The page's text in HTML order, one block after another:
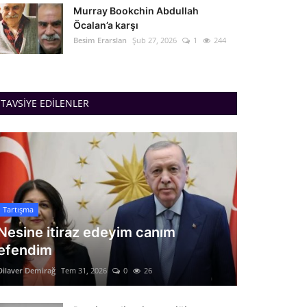
Murray Bookchin Abdullah
Öcalan’a karşı
Besim Erarslan Şub 27, 2026 1 244
TAVSIYE EDILENLER
Tartışma
itiraz edeyim canım
Demirağ Tem 31, 2026 0 26